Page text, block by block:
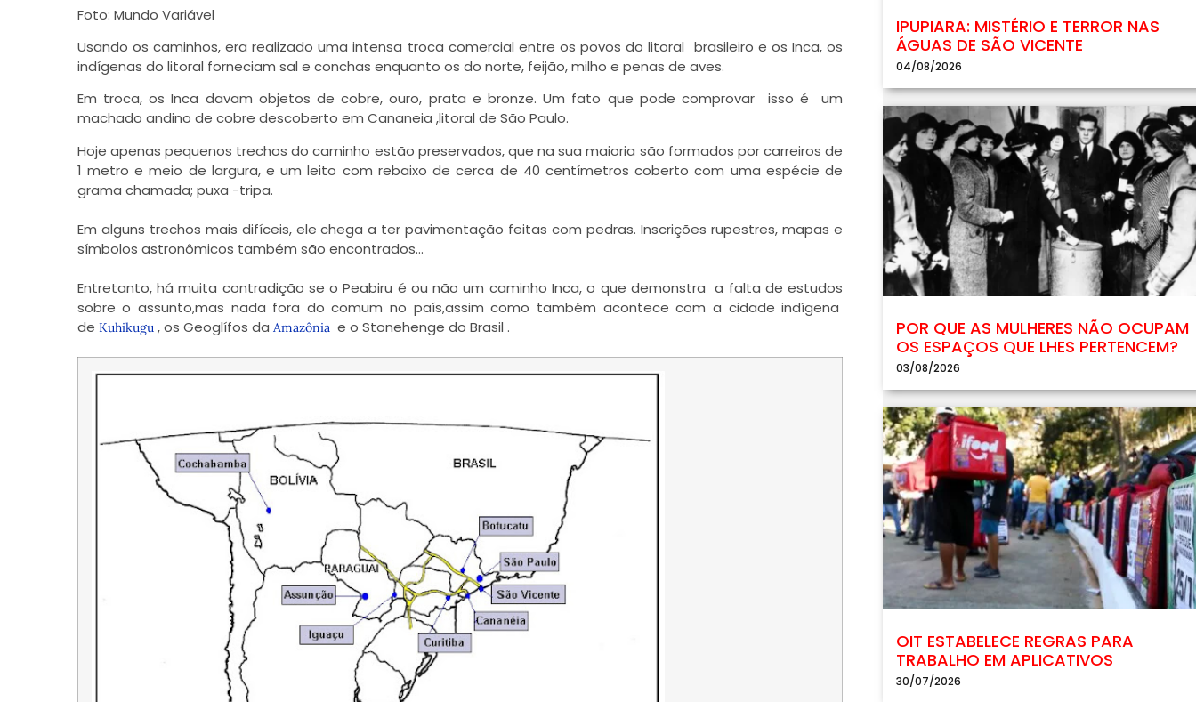
Foto: Mundo Variável
Usando os caminhos, era realizado uma intensa troca comercial entre os povos do litoral brasileiro e os Inca, os
indígenas do litoral forneciam sal e conchas enquanto os do norte, feijão, milho e penas de aves.
Em troca, os Inca davam objetos de cobre, ouro, prata e bronze. Um fato que pode comprovar isso é um
machado andino de cobre descoberto em Cananeia ,litoral de São Paulo.
Hoje apenas pequenos trechos do caminho estão preservados, que na sua maioria são formados por carreiros de
1 metro e meio de largura, e um leito com rebaixo de cerca de 40 centímetros coberto com uma espécie de
grama chamada; puxa -tripa.
Em alguns trechos mais difíceis, ele chega a ter pavimentação feitas com pedras. Inscrições rupestres, mapas e
símbolos astronômicos também são encontrados…
Entretanto, há muita contradição se o Peabiru é ou não um caminho Inca, o que demonstra a falta de estudos
sobre o assunto,mas nada fora do comum no país,assim como também acontece com a cidade indígena
de Kuhikugu , os Geoglífos da Amazôniae o Stonehenge do Brasil .
IPUPIARA: MISTÉRIO E TERROR NAS
ÁGUAS DE SÃO VICENTE
04/08/2026
POR QUE AS MULHERES NÃO OCUPAM
OS ESPAÇOS QUE LHES PERTENCEM?
03/08/2026
OIT ESTABELECE REGRAS PARA
TRABALHO EM APLICATIVOS
30/07/2026